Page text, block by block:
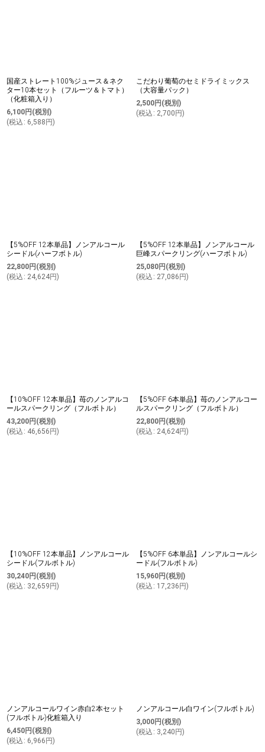
国産ストレート100%ジュース＆ネク
ター10本セット（フルーツ＆トマト）
（化粧箱入り）
6,100円 (税別)
(税込 : 6,588 円)
こだわり葡萄のセミドライミックス
（大容量パック）
2,500円 (税別)
(税込 : 2,700 円)
【5%OFF 12本単品】ノンアルコール
シードル(ハーフボトル)
22,800円 (税別)
(税込 : 24,624円)
【5%OFF 12本単品】ノンアルコール
巨峰スパークリング(ハーフボトル)
25,080円 (税別)
(税込 : 27,086 円)
【10%OFF 12本単品】苺のノンアルコ
ールスパークリング（フルボトル）
43,200円 (税別)
(税込 : 46,656 円)
【5%OFF 6本単品】苺のノンアルコー
ルスパークリング（フルボトル）
22,800円 (税別)
(税込 : 24,624円)
【10%OFF 12本単品】ノンアルコール
シードル(フルボトル)
30,240円 (税別)
(税込 : 32,659 円)
【5%OFF 6本単品】ノンアルコールシ
ードル(フルボトル)
15,960円 (税別)
(税込 : 17,236 円)
ノンアルコールワイン赤白2本セット
(フルボトル)化粧箱入り
6,450円 (税別)
(税込 : 6,966 円)
ノンアルコール白ワイン(フルボトル)
3,000円 (税別)
(税込 : 3,240 円)